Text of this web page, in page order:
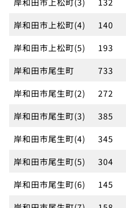
岸和田市上松町(4)
140
岸和田市上松町(5)
193
岸和田市尾生町
733
岸和田市尾生町(2)
272
岸和田市尾生町(3)
385
岸和田市尾生町(4)
345
岸和田市尾生町(5)
304
岸和田市尾生町(6)
145